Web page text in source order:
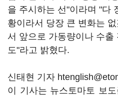
을 주시하는 선"이라며 "다
황이라서 당장 큰 변화는
서 앞으로 가동량이나 수출
도"라고 밝혔다.
신태현 기자
이 기사는 뉴스토마토 보